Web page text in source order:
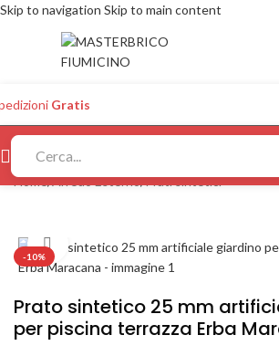
Skip to navigation Skip to main content
Gratis
Home/Arredo Esterno/Prati sintetici
-10%
Click to enlarge
Prato sintetico 25 mm
per piscina terrazza Erba